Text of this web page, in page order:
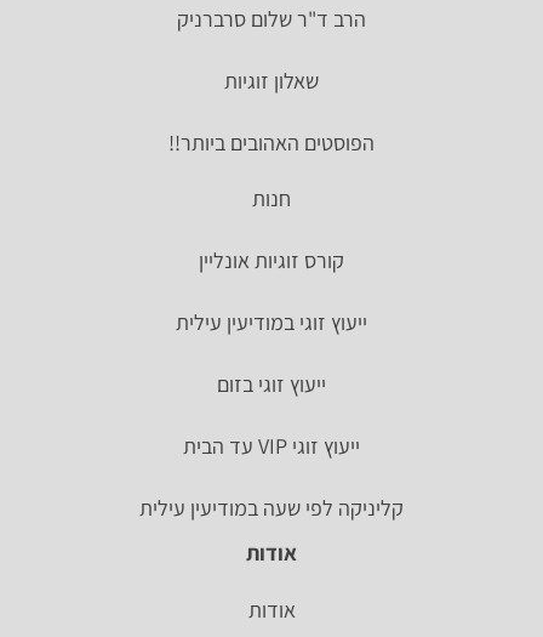
הרב ד"ר שלום סרברניק
שאלון זוגיות
הפוסטים האהובים ביותר!!
חנות
קורס זוגיות אונליין
ייעוץ זוגי במודיעין עילית
ייעוץ זוגי בזום
ייעוץ זוגי VIP עד הבית
קליניקה לפי שעה במודיעין עילית
אודות
אודות